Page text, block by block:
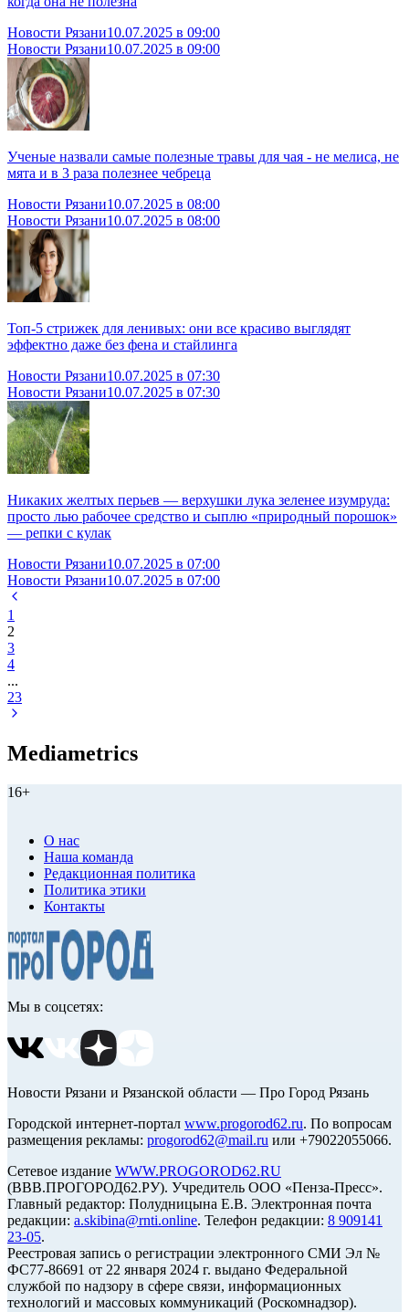
Новости Рязани10.07.2025 в 09:00
Новости Рязани10.07.2025 в 09:00
Ученые назвали самые полезные травы для чая - не мелиса, не
мята и в 3 раза полезнее чебреца
Новости Рязани10.07.2025 в 08:00
Новости Рязани10.07.2025 в 08:00
Топ-5 стрижек для ленивых: они все красиво выглядят
эффектно даже без фена и стайлинга
Новости Рязани10.07.2025 в 07:30
Новости Рязани10.07.2025 в 07:30
Никаких желтых перьев — верхушки лука зеленее изумруда:
просто лью рабочее средство и сыплю «природный порошок»
— репки с кулак
Новости Рязани10.07.2025 в 07:00
Новости Рязани10.07.2025 в 07:00
1
2
3
4
...
23
Mediametrics
16+
О нас
Наша команда
Редакционная политика
Политика этики
Контакты
Мы в соцсетях:
Новости Рязани и Рязанской области — Про Город Рязань
Городской интернет-портал www.progorod62.ru. По вопросам
размещения рекламы: progorod62@mail.ru или +79022055066.
Сетевое издание WWW.PROGOROD62.RU
(ВВВ.ПРОГОРОД62.РУ). Учредитель ООО «Пенза-Пресс».
Главный редактор: Полудницына Е.В. Электронная почта
редакции: a.skibina@rnti.online. Телефон редакции: 8 909141
23-05.
Реестровая запись о регистрации электронного СМИ Эл №
ФС77-86691 от 22 января 2024 г. выдано Федеральной
службой по надзору в сфере связи, информационных
технологий и массовых коммуникаций (Роскомнадзор).